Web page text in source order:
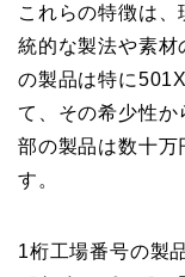
これらの特徴は
統的な製法や素材
の製品は特に
て、その希少性か
部の製品は数十万
す。
1桁工場番号の製